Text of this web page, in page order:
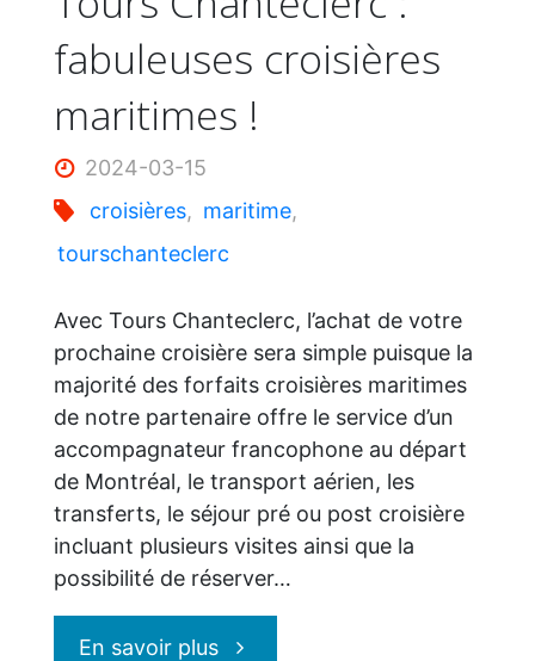
fabuleuses croisières
maritimes !
2024-03-15
croisières, maritime,
tourschanteclerc
Avec Tours Chanteclerc, l’achat de votre
prochaine croisière sera simple puisque la
majorité des forfaits croisières maritimes
de notre partenaire offre le service d’un
accompagnateur francophone au départ
de Montréal, le transport aérien, les
transferts, le séjour pré ou post croisière
incluant plusieurs visites ainsi que la
possibilité de réserver…
En savoir plus"Tours